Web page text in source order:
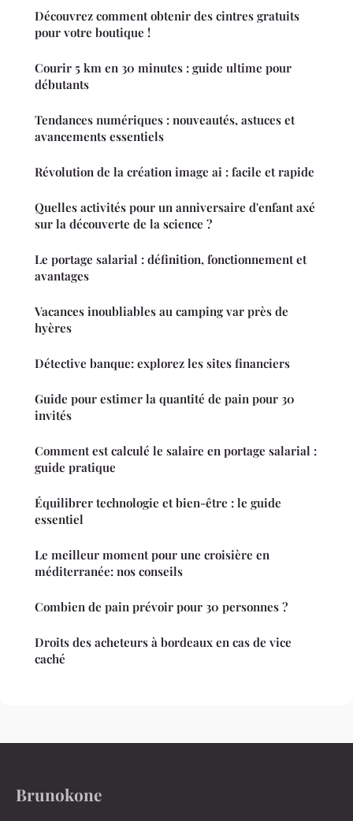
Découvrez comment obtenir des cintres gratuits
pour votre boutique !
Courir 5 km en 30 minutes : guide ultime pour
débutants
Tendances numériques : nouveautés, astuces et
avancements essentiels
Révolution de la création image ai : facile et rapide
Quelles activités pour un anniversaire d'enfant axé
sur la découverte de la science ?
Le portage salarial : définition, fonctionnement et
avantages
Vacances inoubliables au camping var près de
hyères
Détective banque: explorez les sites financiers
Guide pour estimer la quantité de pain pour 30
invités
Comment est calculé le salaire en portage salarial :
guide pratique
Équilibrer technologie et bien-être : le guide
essentiel
Le meilleur moment pour une croisière en
méditerranée: nos conseils
Combien de pain prévoir pour 30 personnes ?
Droits des acheteurs à bordeaux en cas de vice
caché
Brunokone